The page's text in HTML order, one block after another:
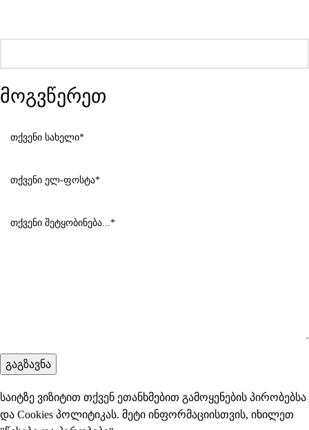
მოგვწერეთ
საიტზე ვიზიტით თქვენ ეთანხმებით გამოყენების პირობებსა
და Cookies პოლიტიკას. მეტი ინფორმაციისთვის, იხილეთ